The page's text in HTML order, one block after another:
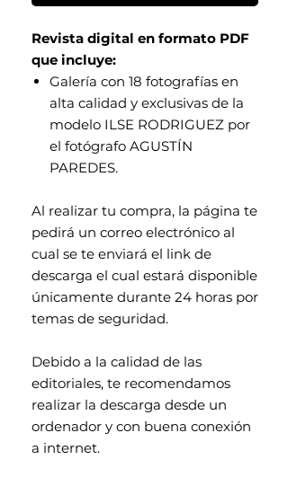
Revista digital en formato PDF
que incluye:
Galería con 18 fotografías en
alta calidad y exclusivas de la
modelo ILSE RODRIGUEZ por
el fotógrafo AGUSTÍN
PAREDES.
Al realizar tu compra, la página te
pedirá un correo electrónico al
cual se te enviará el link de
descarga el cual estará disponible
únicamente durante 24 horas por
temas de seguridad.
Debido a la calidad de las
editoriales, te recomendamos
realizar la descarga desde un
ordenador y con buena conexión
a internet.